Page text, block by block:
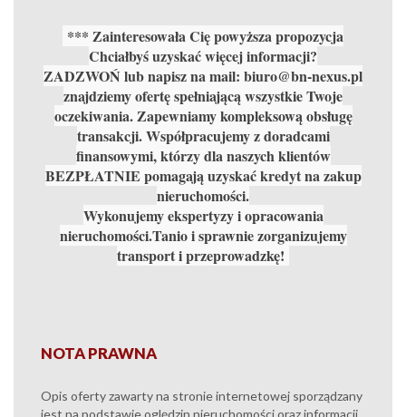
*** Zainteresowała Cię powyższa propozycja
Chciałbyś uzyskać więcej informacji?
ZADZWOŃ lub napisz na mail: biuro@bn-nexus.pl
znajdziemy ofertę spełniającą wszystkie Twoje
oczekiwania. Zapewniamy kompleksową obsługę
transakcji. Współpracujemy z doradcami
finansowymi, którzy dla naszych klientów
BEZPŁATNIE pomagają uzyskać kredyt na zakup
nieruchomości.
Wykonujemy ekspertyzy i opracowania
nieruchomości.Tanio i sprawnie zorganizujemy
transport i przeprowadzkę!
NOTA PRAWNA
Opis oferty zawarty na stronie internetowej sporządzany
jest na podstawie oględzin nieruchomości oraz informacji